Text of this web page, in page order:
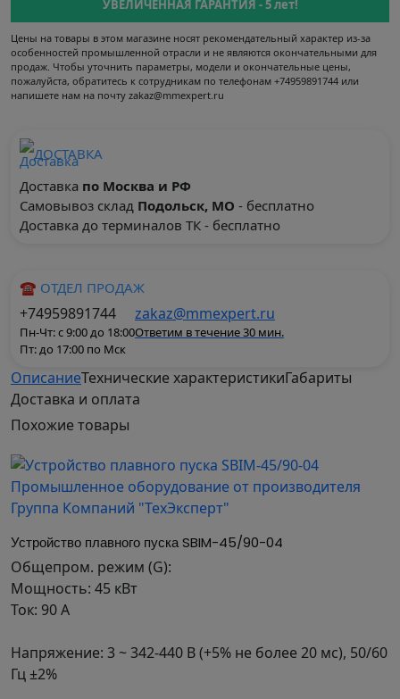
УВЕЛИЧЕННАЯ ГАРАНТИЯ - 5 лет!
Цены на товары в этом магазине носят рекомендательный характер из-за
особенностей промышленной отрасли и не являются окончательными для
продаж. Чтобы уточнить параметры, модели и окончательные цены,
пожалуйста, обратитесь к сотрудникам по телефонам +74959891744 или
напишете нам на почту zakaz@mmexpert.ru
ДОСТАВКА
Доставка по Москва и РФ
Самовывоз склад Подольск, МО - бесплатно
Доставка до терминалов ТК - бесплатно
☎ ОТДЕЛ ПРОДАЖ
+74959891744
Пн-Чт: с 9:00 до 18:00
Пт: до 17:00 по Мск
zakaz@mmexpert.ru
Ответим в течение 30 мин.
ОписаниеТехнические характеристикиГабариты
Доставка и оплата
Устройство плавного пуска
Модель SBIM-1.5/3.6-04
Общепром. режим (G):
Ток: 3.6 А
Напряжение: 3 ~ 342-440 В (+5% не более 20 мс),
50/60 Гц ±2%
Похожие товары
Устройство плавного пуска SBIM-45/90-04
Общепром. режим (G):
Мощность: 45 кВт
Ток: 90 А
Напряжение: 3 ~ 342-440 В (+5% не более 20 мс), 50/60
Гц ±2%